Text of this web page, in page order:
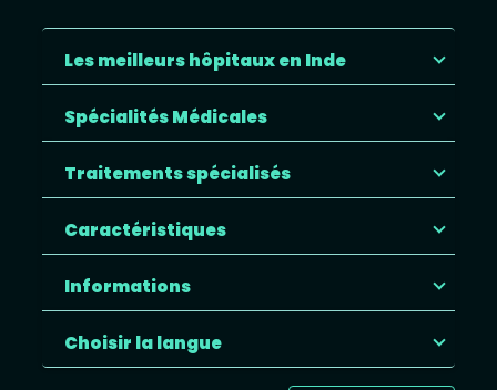
Les meilleurs hôpitaux en Inde
Spécialités Médicales
Traitements spécialisés
Caractéristiques
Informations
Choisir la langue